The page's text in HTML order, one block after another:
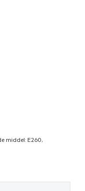
middel: E260,